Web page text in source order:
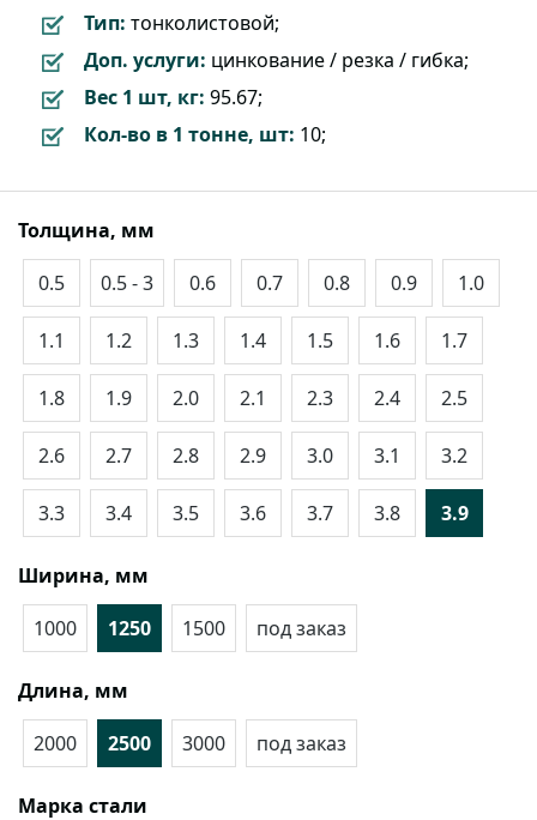
Тип: тонколистовой;
Доп. услуги: цинкование / резка / гибка;
Вес 1 шт, кг: 95.67;
Кол-во в 1 тонне, шт: 10;
Толщина, мм
0.5
0.5 - 3 0.6 0.7 0.8 0.9 1.0
1.1 1.2 1.3 1.4 1.5 1.6 1.7
1.8 1.9 2.0 2.1 2.3 2.4 2.5
2.6 2.7 2.8 2.9 3.0 3.1 3.2
3.3 3.4 3.5 3.6 3.7 3.8 3.9
Ширина, мм
1000
1250 1500 под заказ
Длина, мм
2000
2500 3000 под заказ
Марка стали